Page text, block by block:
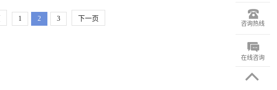
1 2 3 下一页
咨询热线
在线咨询